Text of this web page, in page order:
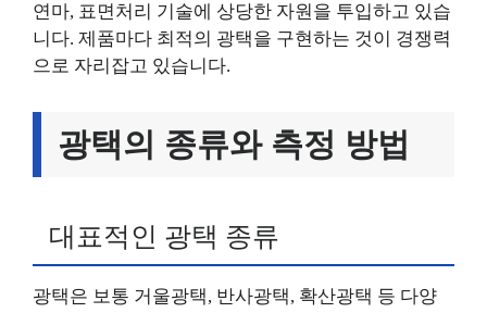
연마, 표면처리 기술에 상당한 자원을 투입하고 있습
니다. 제품마다 최적의 광택을 구현하는 것이 경쟁력
으로 자리잡고 있습니다.
광택의 종류와 측정 방법
대표적인 광택 종류
광택은 보통 거울광택, 반사광택, 확산광택 등 다양